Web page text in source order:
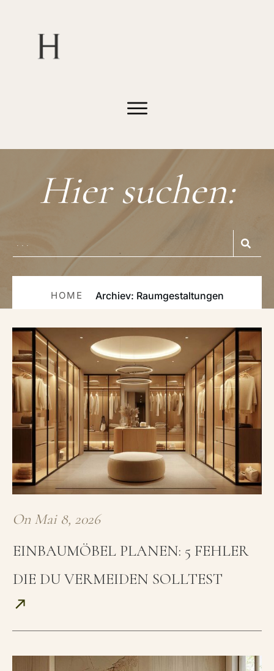
Hier suchen:
HOME Archiev: Raumgestaltungen
On Mai 8, 2026
EINBAUMÖBEL PLANEN: 5 FEHLER
DIE DU VERMEIDEN SOLLTEST